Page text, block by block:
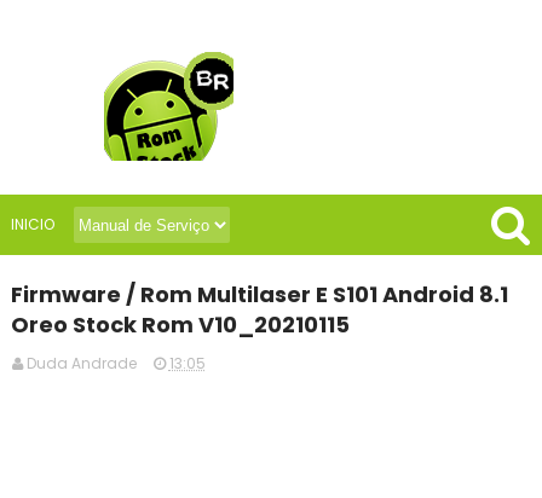
INICIO
Firmware / Rom Multilaser E S101 Android 8.1
Oreo Stock Rom V10_20210115
Duda Andrade 13:05